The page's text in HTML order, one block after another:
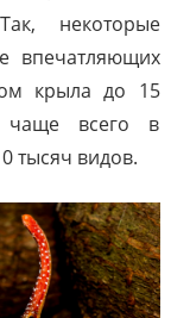
некоторые
впечатляющих
крыла до 15
чаще всего в
тысяч видов.